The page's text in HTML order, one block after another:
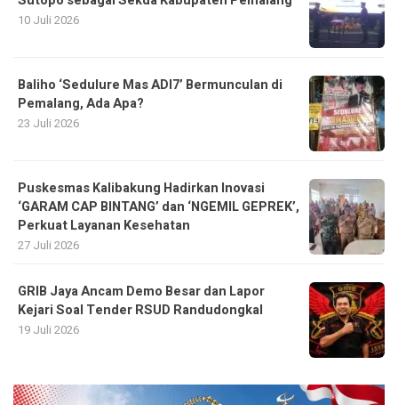
10 Juli 2026
Baliho ‘Sedulure Mas ADI7’ Bermunculan di
Pemalang, Ada Apa?
23 Juli 2026
Puskesmas Kalibakung Hadirkan Inovasi
‘GARAM CAP BINTANG’ dan ‘NGEMIL GEPREK’,
Perkuat Layanan Kesehatan
27 Juli 2026
GRIB Jaya Ancam Demo Besar dan Lapor
Kejari Soal Tender RSUD Randudongkal
19 Juli 2026